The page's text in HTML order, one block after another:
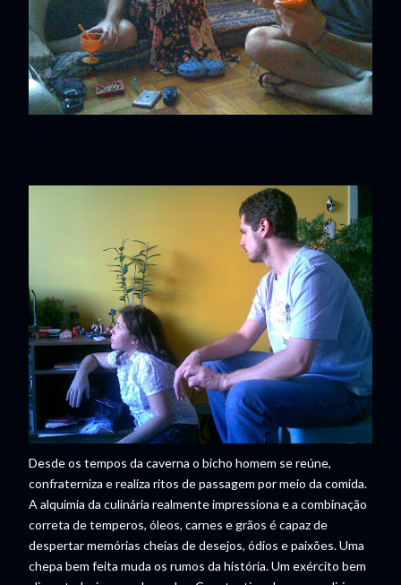
Desde os tempos da caverna o bicho homem se reúne,
confraterniza e realiza ritos de passagem por meio da comida.
A alquimia da culinária realmente impressiona e a combinação
correta de temperos, óleos, carnes e grãos é capaz de
despertar memórias cheias de desejos, ódios e paixões. Uma
chepa bem feita muda os rumos da história. Um exército bem